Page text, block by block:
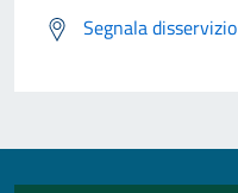
Segnala disservizio